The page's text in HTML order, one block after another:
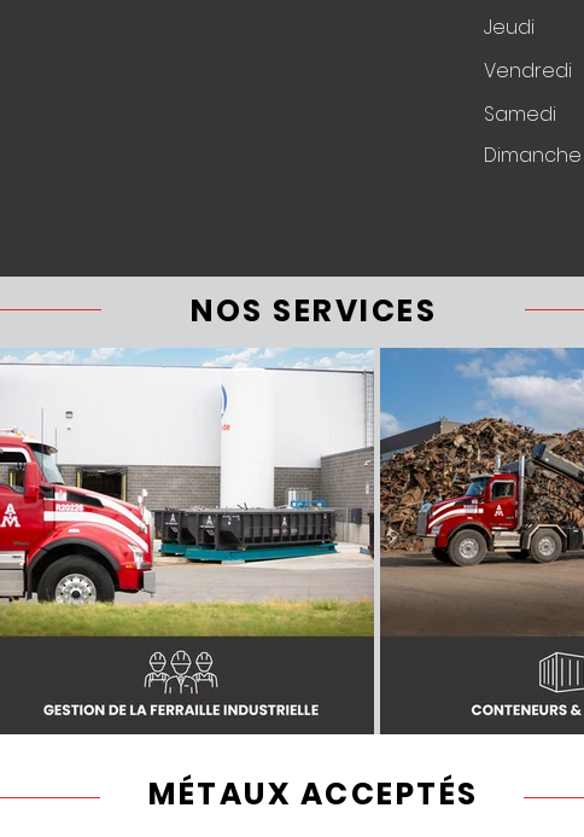
Jeudi
Vendredi
Samedi
​Dimanche
NOS SERVICES
MÉTAUX ACCEPTÉS